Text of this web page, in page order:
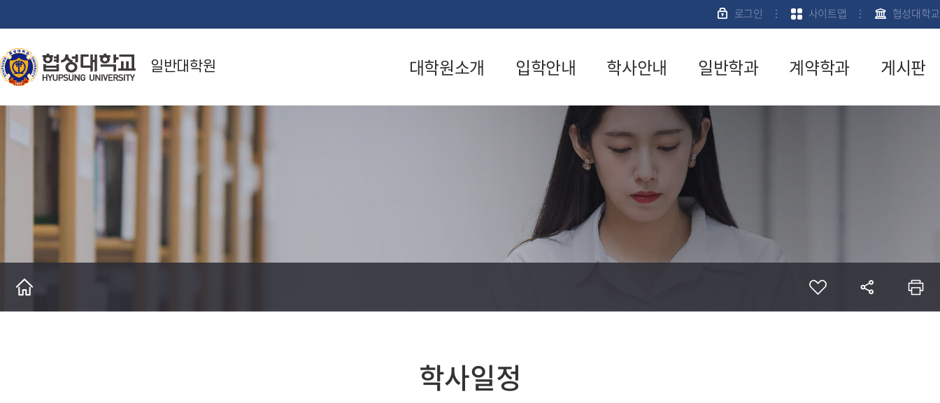
로그인 사이트맵 협성대학교
일반대학원 대학원소개
대학원장인사말
교육목적
연혁
요람
학칙·시행세칙
교학팀
찾아오시는길
입학안내
일반학과입
학안내
계약학과입
학안내
산업안전보
건학과입학
안내
학사안내
교육과정
학사일정
수강신청
논문안내
자격시험안
내
생활관안내
일반학과
신학과
사회복지학
경영학과
계약학과
입학안내
전공소개
계약학과게
시판
계약학과FA
Q
세액공제 및
게시판
공지사항
서식자료
실
질문게시
판
학사일정